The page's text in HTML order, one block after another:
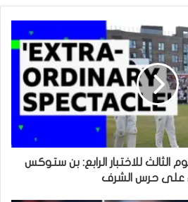
الثالث للاختبار الرابع: بن ستوكس
على حرس الشرف